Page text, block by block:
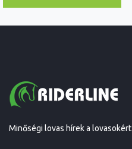
Minőségi lovas hírek a lovasokért